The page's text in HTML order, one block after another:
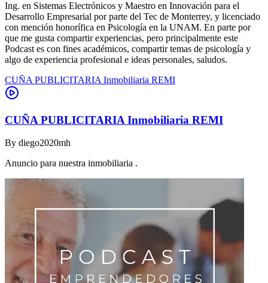
Ing. en Sistemas Electrónicos y Maestro en Innovación para el
Desarrollo Empresarial por parte del Tec de Monterrey, y licenciado
con mención honorífica en Psicología en la UNAM. En parte por
que me gusta compartir experiencias, pero principalmente este
Podcast es con fines académicos, compartir temas de psicología y
algo de experiencia profesional e ideas personales, saludos.
CUÑA PUBLICITARIA Inmobiliaria REMI
CUÑA PUBLICITARIA Inmobiliaria REMI
By diego2020mh
Anuncio para nuestra inmobiliaria .